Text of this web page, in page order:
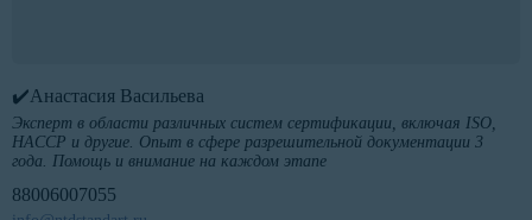
✔️Анастасия Васильева
Эксперт в области различных систем сертификации, включая ISO,
HACCP и другие. Опыт в сфере разрешительной документации 3
года. Помощь и внимание на каждом этапе
88006007055